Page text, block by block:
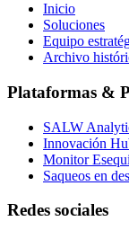
Inicio
Soluciones
Equipo
Archivo
Plataformas &
SALW
Innovación
Monitor
Saqueos en
Redes sociales